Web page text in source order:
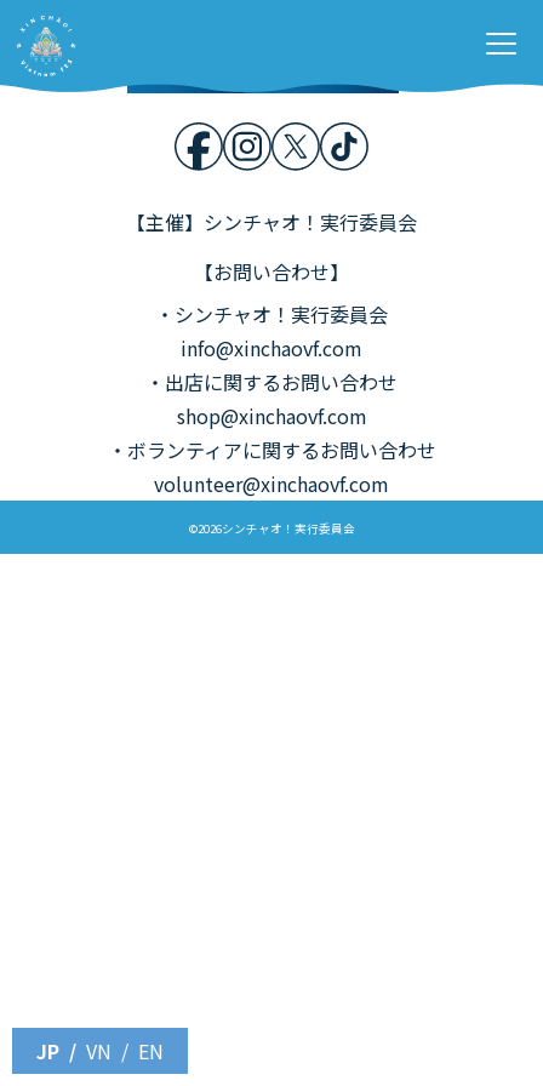
各種募集
お問い合わせ
【主催】シンチャオ！実行委員会
【お問い合わせ】
・シンチャオ！実行委員会
info@xinchaovf.com
・出店に関するお問い合わせ
shop@xinchaovf.com
・ボランティアに関するお問い合わせ
volunteer@xinchaovf.com
©2026シンチャオ！実行委員会